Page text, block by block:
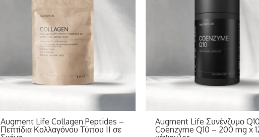
Augment Life Collagen Peptides –
Πεπτίδια Κολλαγόνου Τύπου II σε
Augment Life Συνένζυμο
Coenzyme Q10 – 200 mg x